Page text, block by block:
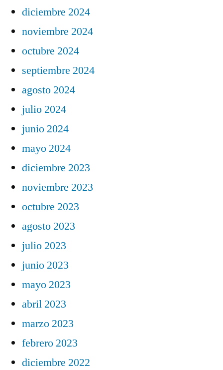
diciembre 2024
noviembre 2024
octubre 2024
septiembre 2024
agosto 2024
julio 2024
junio 2024
mayo 2024
diciembre 2023
noviembre 2023
octubre 2023
agosto 2023
julio 2023
junio 2023
mayo 2023
abril 2023
marzo 2023
febrero 2023
diciembre 2022